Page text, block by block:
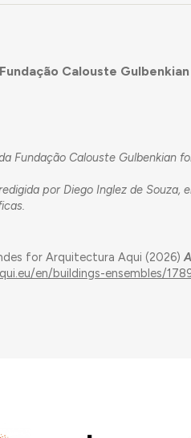
Calouste
Fundação Calouste Gulbenkian
por Diego Inglez de Souza,
for Arquitectura Aqui (2026)
en/buildings-ensembles/